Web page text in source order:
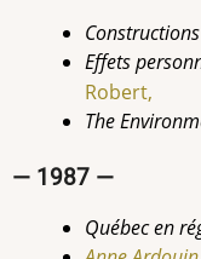
Effets
Robert,
The
— 1987 —
Québec en